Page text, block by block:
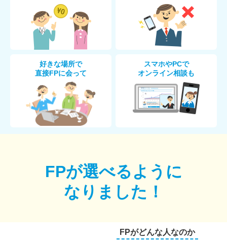
好きな場所で
直接FPに会って
スマホやPCで
オンライン相談も
FPが選べるように
なりました！
FPがどんな人なのか